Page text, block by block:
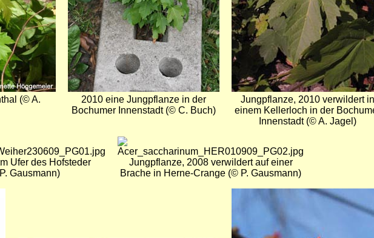
(© A.
2010 eine Jungpflanze in der
Bochumer Innenstadt (© C. Buch)
Jungpflanze, 2010 verwildert in
einem Kellerloch in der
Innenstadt (© A. Jagel)
Ufer des Hofsteder
Gausmann)
Bild
Jungpflanze, 2008 verwildert auf einer
Brache in Herne-Crange (© P. Gausmann)